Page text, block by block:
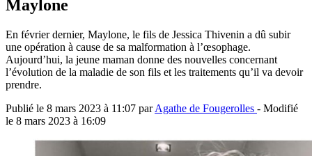
Maylone
En février dernier, Maylone, le fils de Jessica Thivenin a dû subir
une opération à cause de sa malformation à l’œsophage.
Aujourd’hui, la jeune maman donne des nouvelles concernant
l’évolution de la maladie de son fils et les traitements qu’il va devoir
prendre.
Publié le 8 mars 2023 à 11:07 parAgathe de Fougerolles - Modifié
le 8 mars 2023 à 16:09